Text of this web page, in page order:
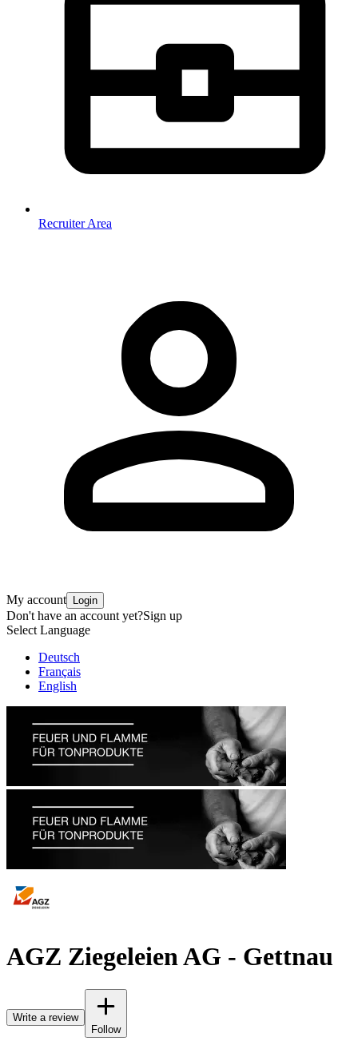
Recruiter Area
My account Login
Don't have an account yet?Sign up
Select Language
Deutsch
Français
English
AGZ Ziegeleien AG - Gettnau
Write a review
Follow